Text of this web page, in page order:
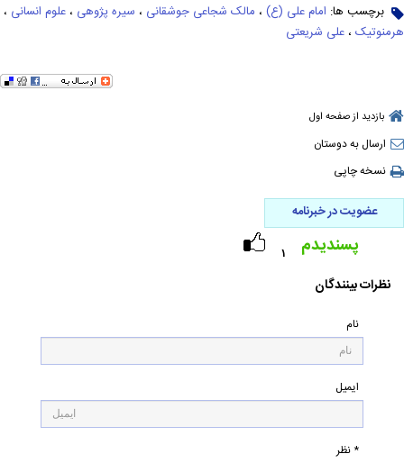
برچسب ها: امام علی (ع) ، مالک شجاعی جوشقانی ، سیره پژوهی ، علوم انسانی ،
هرمنوتیک ، علی شریعتی
بازدید از صفحه اول
ارسال به دوستان
نسخه چاپی
عضویت در خبرنامه
۱ پسندیدم
نظرات بینندگان
نام
ایمیل
* نظر